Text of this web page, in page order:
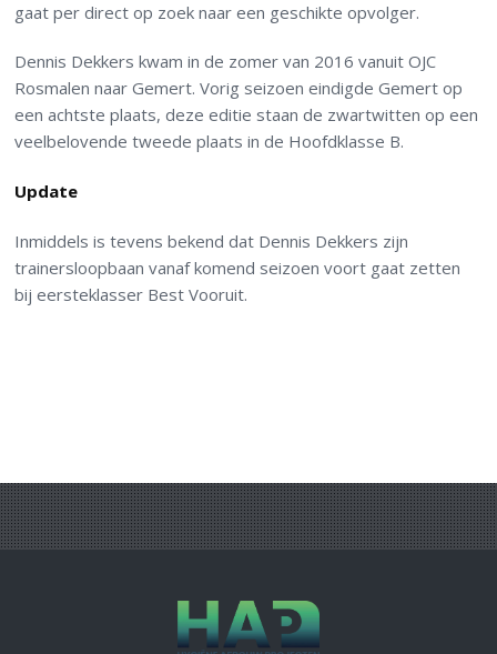
gaat per direct op zoek naar een geschikte opvolger.
Dennis Dekkers kwam in de zomer van 2016 vanuit OJC
Rosmalen naar Gemert. Vorig seizoen eindigde Gemert op
een achtste plaats, deze editie staan de zwartwitten op een
veelbelovende tweede plaats in de Hoofdklasse B.
Update
Inmiddels is tevens bekend dat Dennis Dekkers zijn
trainersloopbaan vanaf komend seizoen voort gaat zetten
bij eersteklasser Best Vooruit.